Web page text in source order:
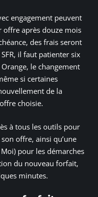
engagement peuvent
après douze mois
des frais seront
il faut patienter six
le changement
si certaines
de la
choisie.
à tous les outils pour
offre, ainsi qu’une
pour les démarches
du nouveau forfait,
minutes.